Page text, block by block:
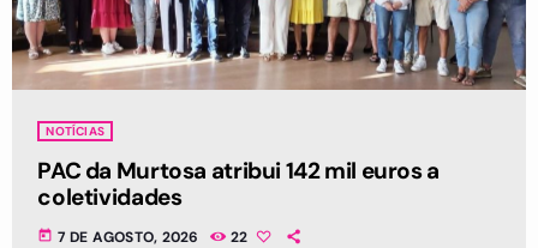
NOTÍCIAS
PAC da Murtosa atribui 142 mil euros a
coletividades
today 7 DE AGOSTO, 2026 22